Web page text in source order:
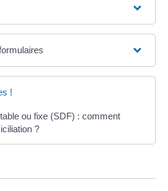
!
ou fixe (SDF) : comment
?